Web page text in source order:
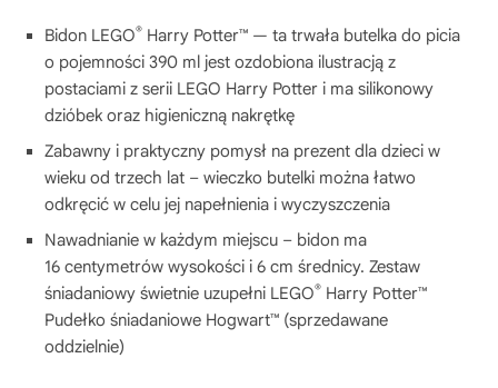
Bidon LEGO® Harry Potter™ — ta trwała butelka do picia
o pojemności 390 ml jest ozdobiona ilustracją z
postaciami z serii LEGO Harry Potter i ma silikonowy
dzióbek oraz higieniczną nakrętkę
Zabawny i praktyczny pomysł na prezent dla dzieci w
wieku od trzech lat – wieczko butelki można łatwo
odkręcić w celu jej napełnienia i wyczyszczenia
Nawadnianie w każdym miejscu – bidon ma
16 centymetrów wysokości i 6 cm średnicy. Zestaw
śniadaniowy świetnie uzupełni LEGO® Harry Potter™
Pudełko śniadaniowe Hogwart™ (sprzedawane
oddzielnie)